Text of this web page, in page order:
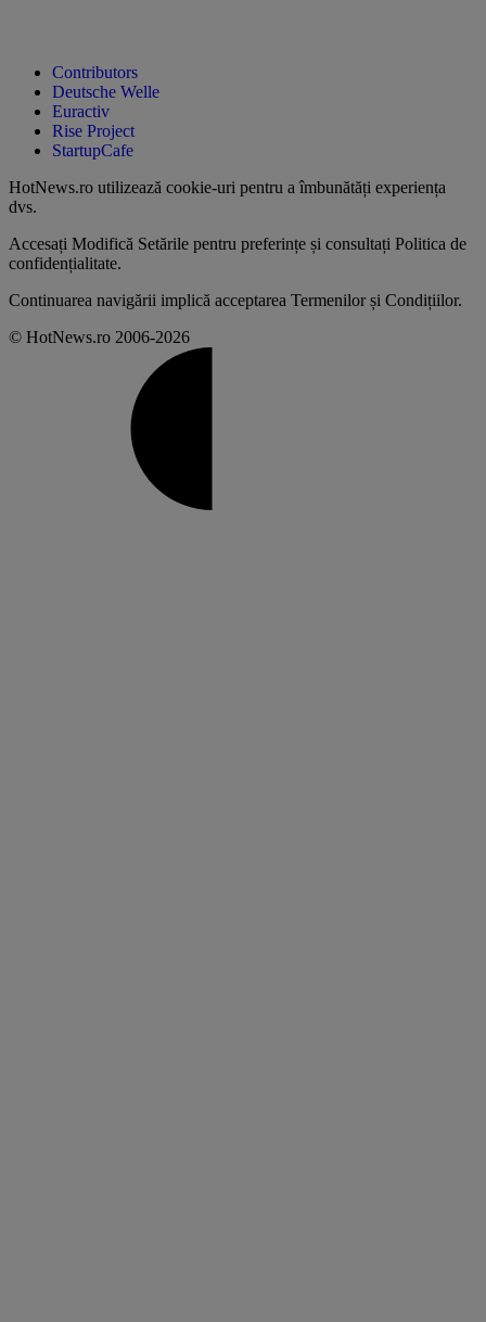
Contributors
Deutsche Welle
Euractiv
Rise Project
StartupCafe
HotNews.ro utilizează cookie-uri pentru a îmbunătăți experiența
dvs.
Accesați Modifică Setările pentru preferințe și consultați Politica de
confidențialitate.
Continuarea navigării implică acceptarea Termenilor și Condițiilor.
© HotNews.ro 2006-2026